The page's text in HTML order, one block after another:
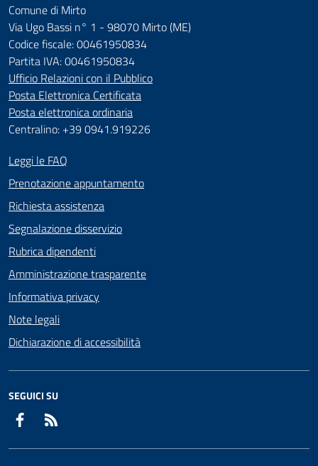
Comune di Mirto
Via Ugo Bassi n° 1 - 98070 Mirto (ME)
Codice fiscale: 00461950834
Partita IVA: 00461950834
Ufficio Relazioni con il Pubblico
Posta Elettronica Certificata
Posta elettronica ordinaria
Centralino: +39 0941.919226
Leggi le FAQ
Prenotazione appuntamento
Richiesta assistenza
Segnalazione disservizio
Rubrica dipendenti
Amministrazione trasparente
Informativa privacy
Note legali
Dichiarazione di accessibilità
SEGUICI SU
Facebook